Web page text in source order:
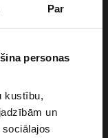
Par
personas
kustību,
un